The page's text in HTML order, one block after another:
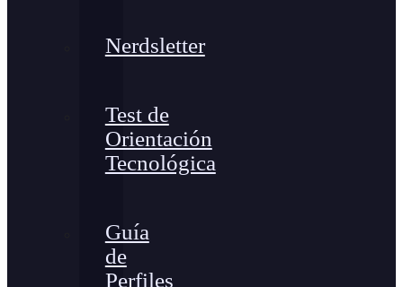
Nerdsletter
Test de
Orientación
Tecnológica
Guía
de
Perfiles